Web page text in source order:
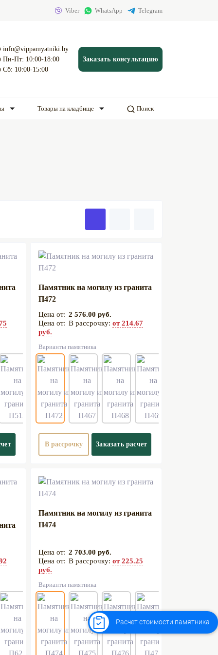
Viber WhatsApp Telegram
info@vippamyatniki.by
Пн-Пт: 10:00-18:00
Сб: 10:00-15:00
Заказать консультацию
Товары на кладбище Поиск
Памятник на могилу из гранита
П472
2 576.00 руб.
В рассрочку: от 214.67
руб.
Варианты памятника
В рассрочку Заказать расчет
Памятник на могилу из гранита
П474
2 703.00 руб.
В рассрочку: от 225.25
руб.
Варианты памятника
Расчет стоимости памятника